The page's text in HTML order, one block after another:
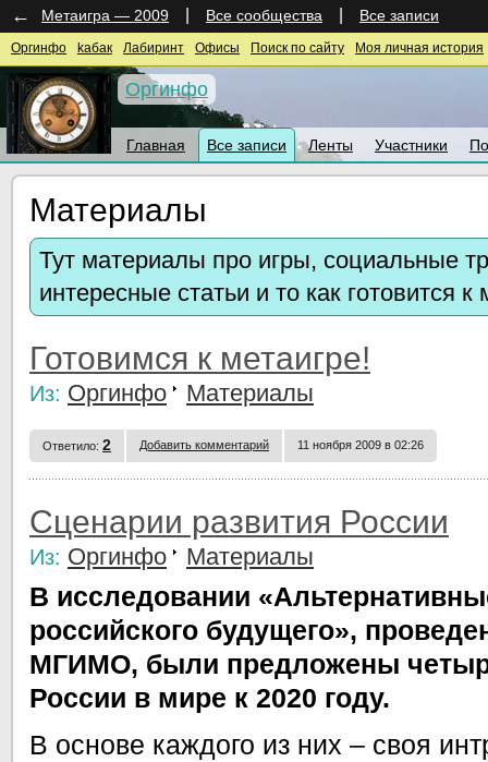
← Метаигра — 2009 Все сообщества Все записи
Оргинфо kaбак Лабиринт Офисы Поиск по сайту Моя личная история
Оргинфо
Главная Все записи Ленты Участники
Материалы
Тут материалы про игры, социальные
интересные статьи и то как готовится к
Готовимся к метаигре!
Из: Оргинфо Материалы
Ответило: 2 Добавить комментарий 11 ноября 2009 в 02:26
Сценарии развития России
Из: Оргинфо Материалы
В исследовании
российского будущего»,
МГИМО, были предложены
России в мире к 2020 году.
В основе каждого из них – своя